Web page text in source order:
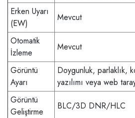
Erken Uyarı
(EW)
Mevcut
Otomatik
İzleme
Mevcut
Görüntü
Ayarı
Doygunluk, parlaklık,
yazılımı veya web
Görüntü
Geliştirme
BLC/3D DNR/HLC